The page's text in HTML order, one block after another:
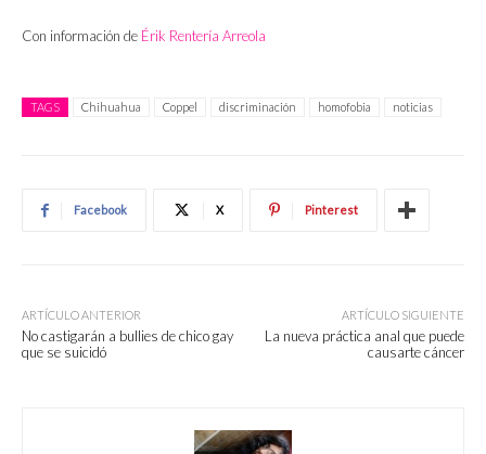
Con información de Érik Rentería Arreola
TAGS Chihuahua Coppel discriminación homofobia noticias
Facebook X Pinterest
ARTÍCULO ANTERIOR
No castigarán a bullies de chico gay
que se suicidó
ARTÍCULO SIGUIENTE
La nueva práctica anal que puede
causarte cáncer